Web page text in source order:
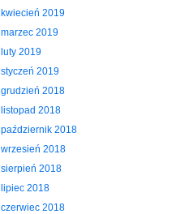
kwiecień 2019
marzec 2019
luty 2019
styczeń 2019
grudzień 2018
listopad 2018
październik 2018
wrzesień 2018
sierpień 2018
lipiec 2018
czerwiec 2018